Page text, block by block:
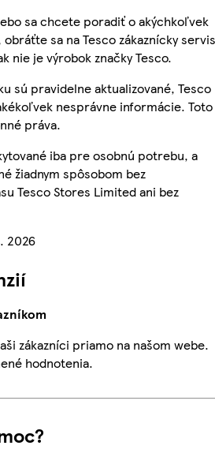
sa chcete poradiť o akýchkoľvek
sa na Tesco zákaznícky
nie je výrobok značky Tesco.
sú pravidelne aktualizované, Tesco
nesprávne informácie. Toto
práva.
iba pre osobnú potrebu, a
žiadnym spôsobom bez
Tesco Stores Limited ani bez
2026
zákazníci priamo na našom webe.
hodnotenia.